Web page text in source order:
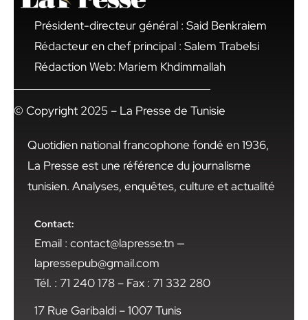
Président-directeur général : Said Benkraiem
Rédacteur en chef principal : Salem Trabelsi
Rédaction Web: Mariem Khdimmallah
© Copyright 2025 – La Presse de Tunisie
Quotidien national francophone fondé en 1936,
La Presse est une référence du journalisme
tunisien. Analyses, enquêtes, culture et actualité
Contact:
Email : contact@lapresse.tn —
lapressepub@gmail.com
Tél. : 71 240 178 – Fax : 71 332 280
17 Rue Garibaldi – 1007 Tunis